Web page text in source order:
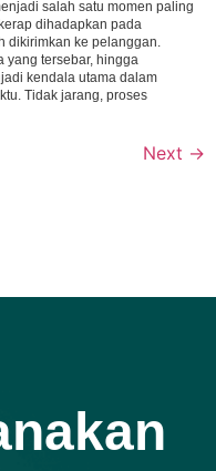
salah satu momen paling
dihadapkan pada
dikirimkan ke pelanggan.
yang tersebar, hingga
kendala utama dalam
Tidak jarang, proses
Next →